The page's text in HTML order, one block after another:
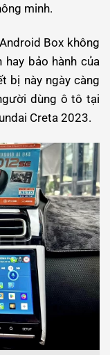
minh.
Box không
bảo hành của
bị này ngày càng
dùng ô tô tại
Creta 2023.